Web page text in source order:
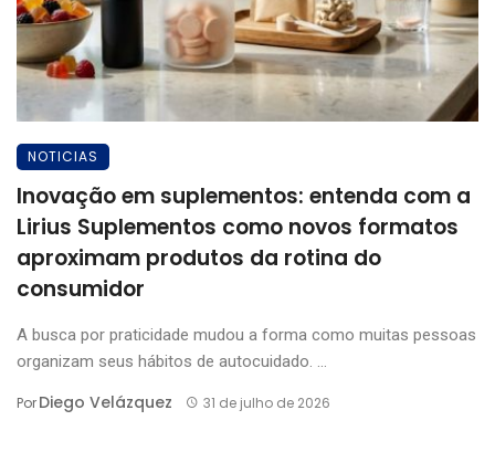
NOTICIAS
Inovação em suplementos: entenda com a
Lirius Suplementos como novos formatos
aproximam produtos da rotina do
consumidor
A busca por praticidade mudou a forma como muitas pessoas
organizam seus hábitos de autocuidado. ...
PorDiego Velázquez 31 de julho de 2026